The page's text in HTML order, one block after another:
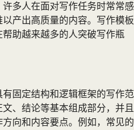
多人在面对写作任务时常常感
产出高质量的内容。写作模板
助越来越多的人突破写作瓶
固定结构和逻辑框架的写作范
、结论等基本组成部分，并且
向和内容要点。例如，常见的